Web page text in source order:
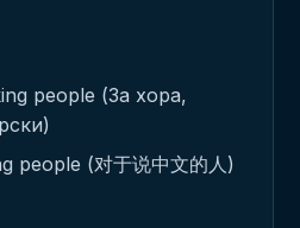
people (За хора,
people (对于说中文的人)